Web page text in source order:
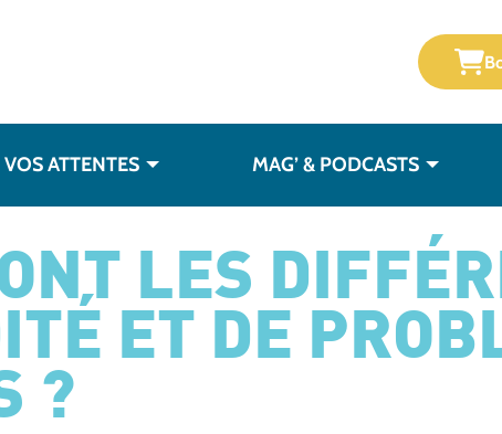
VOS ATTENTES MAG’ & PODCASTS
LES
ET DE
?